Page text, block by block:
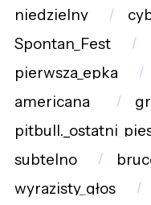
niedzielny
Spontan_Fest
pierwsza_epka
americana_
subtelno
wyrazisty_głos